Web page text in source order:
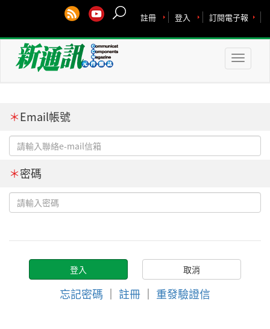
訂閱電子報
登入
註冊
Toggle
＊Email帳號
＊密碼
忘記密碼 ｜ 註冊 ｜ 重發驗證信